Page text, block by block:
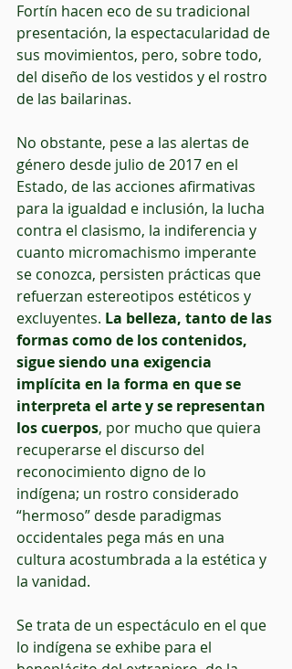
Fortín hacen eco de su tradicional
presentación, la espectacularidad de
sus movimientos, pero, sobre todo,
del diseño de los vestidos y el rostro
de las bailarinas.
No obstante, pese a las alertas de
género desde julio de 2017 en el
Estado, de las acciones afirmativas
para la igualdad e inclusión, la lucha
contra el clasismo, la indiferencia y
cuanto micromachismo imperante
se conozca, persisten prácticas que
refuerzan estereotipos estéticos y
excluyentes. La belleza, tanto de las
formas como de los contenidos,
sigue siendo una exigencia
implícita en la forma en que se
interpreta el arte y se representan
los cuerpos, por mucho que quiera
recuperarse el discurso del
reconocimiento digno de lo
indígena; un rostro considerado
“hermoso” desde paradigmas
occidentales pega más en una
cultura acostumbrada a la estética y
la vanidad.
Se trata de un espectáculo en el que
lo indígena se exhibe para el